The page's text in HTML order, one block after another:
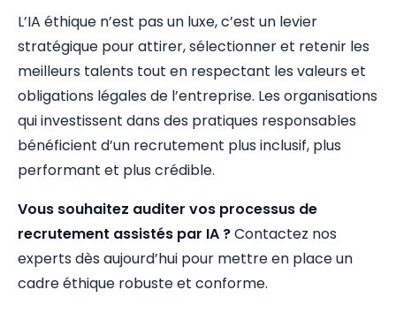
L’IA éthique n’est pas un luxe, c’est un levier
stratégique pour attirer, sélectionner et retenir les
meilleurs talents tout en respectant les valeurs et
obligations légales de l’entreprise. Les organisations
qui investissent dans des pratiques responsables
bénéficient d’un recrutement plus inclusif, plus
performant et plus crédible.
Vous souhaitez auditer vos processus de
recrutement assistés par IA ?Contactez nos
experts dès aujourd’hui pour mettre en place un
cadre éthique robuste et conforme.